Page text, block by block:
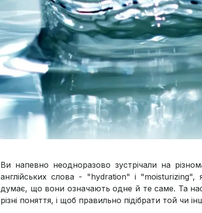
Ви напевно неодноразово зустрічали на
англійських слова - "hydration" і "moisturizing",
думає, що вони означають одне й те саме. Та
різні поняття, і щоб правильно підібрати той чи